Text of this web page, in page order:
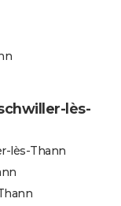
lès-
lès-Thann